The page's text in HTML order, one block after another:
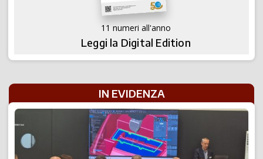
11 numeri all'anno
Leggi la Digital Edition
IN EVIDENZA